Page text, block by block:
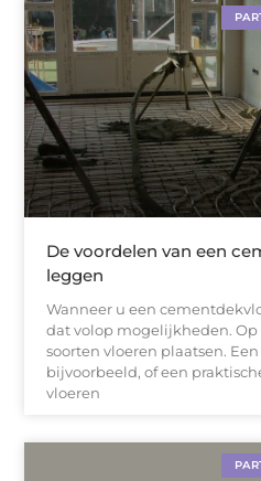
De voordelen van een
leggen
Wanneer u een
dat volop mogelijkheden.
soorten vloeren plaatsen.
bijvoorbeeld, of een
vloeren